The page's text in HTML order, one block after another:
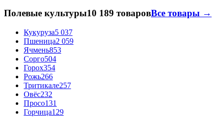
Полевые культуры10 189 товаровВсе товары →
Кукуруза5 037
Пшеница2 059
Ячмень853
Сорго504
Горох354
Рожь266
Тритикале257
Овёс232
Просо131
Горчица129